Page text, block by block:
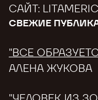
САЙТ:
СВЕЖИЕ
"ВСЕ
АЛЕНА ЖУКОВА